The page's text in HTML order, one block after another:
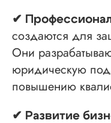
✔
создаются для
Они
юридическую
повышению
✔ Развитие